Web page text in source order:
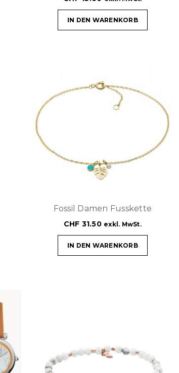
IN DEN WARENKORB
Fossil Damen Fusskette
CHF 31.50 exkl. MwSt.
IN DEN WARENKORB